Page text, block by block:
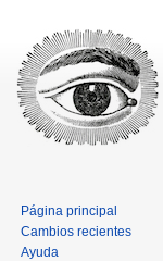
Página principal
Cambios recientes
Ayuda